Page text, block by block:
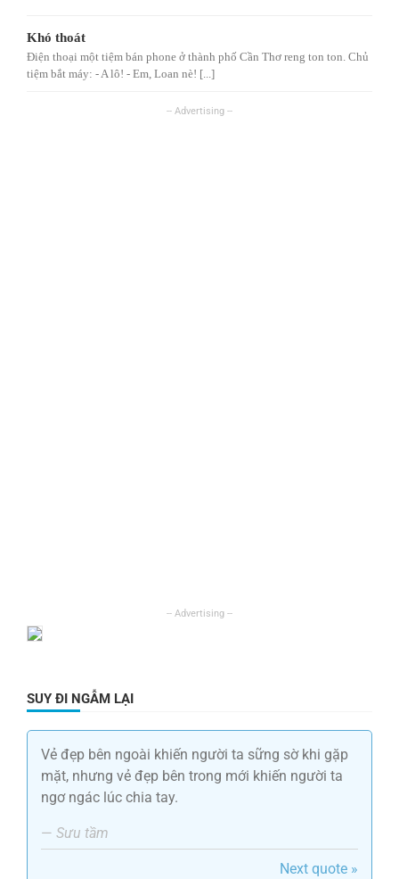
Khó thoát
Điện thoại một tiệm bán phone ở thành phố Cần Thơ reng ton ton. Chủ
tiệm bắt máy: - A lô! - Em, Loan nè! [...]
SUY ĐI NGẪM LẠI
Vẻ đẹp bên ngoài khiến người ta sững sờ khi gặp
mặt, nhưng vẻ đẹp bên trong mới khiến người ta
ngơ ngác lúc chia tay.
— Sưu tầm
Next quote »